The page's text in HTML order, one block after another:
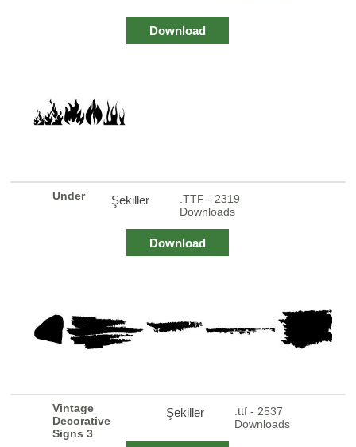
Download
Under Şekiller
.TTF - 2319
Downloads
Download
Vintage
Decorative
Signs 3
Şekiller
.ttf - 2537
Downloads